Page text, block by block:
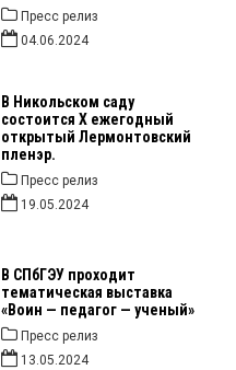
Пресс релиз
04.06.2024
В Никольском саду
состоится X ежегодный
открытый Лермонтовский
пленэр.
Пресс релиз
19.05.2024
В СПбГЭУ проходит
тематическая выставка
«Воин — педагог — ученый»
Пресс релиз
13.05.2024